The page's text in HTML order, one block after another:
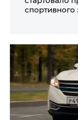
спортивного